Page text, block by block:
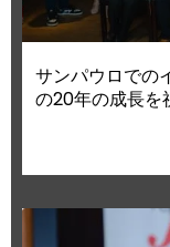
サンパウロでの
の20年の成長を